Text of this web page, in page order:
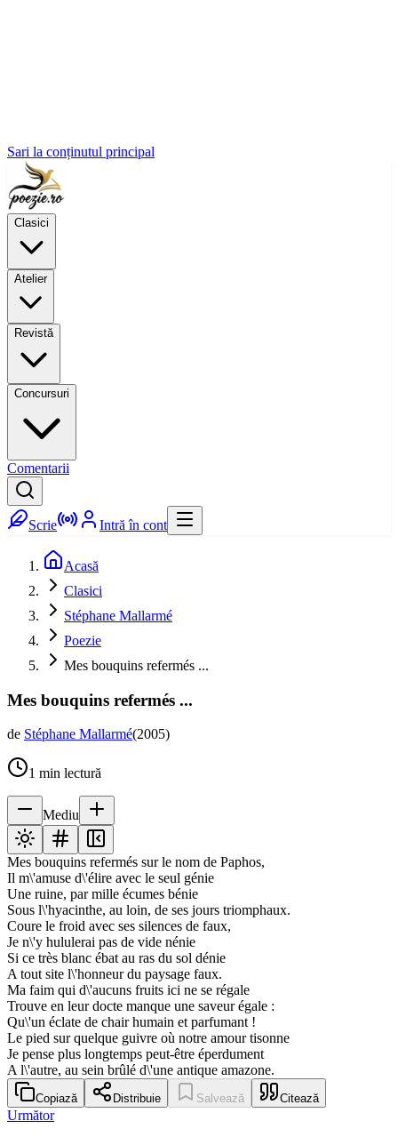
Sari la conținutul principal
Clasici
Atelier
Revistă
Concursuri
Comentarii
Scrie Intră în cont
Acasă
Clasici
Stéphane Mallarmé
Poezie
Mes bouquins refermés ...
Mes bouquins refermés ...
de Stéphane Mallarmé(2005)
1 min lectură
Mediu
Mes bouquins refermés sur le nom de Paphos,
Il m\'amuse d\'élire avec le seul génie
Une ruine, par mille écumes bénie
Sous l\'hyacinthe, au loin, de ses jours triomphaux.
Coure le froid avec ses silences de faux,
Je n\'y hululerai pas de vide nénie
Si ce très blanc ébat au ras du sol dénie
A tout site l\'honneur du paysage faux.
Ma faim qui d\'aucuns fruits ici ne se régale
Trouve en leur docte manque une saveur égale :
Qu\'un éclate de chair humain et parfumant !
Le pied sur quelque guivre où notre amour tisonne
Je pense plus longtemps peut-être éperdument
A l\'autre, au sein brûlé d\'une antique amazone.
Copiază Distribuie Salvează Citează
Următor